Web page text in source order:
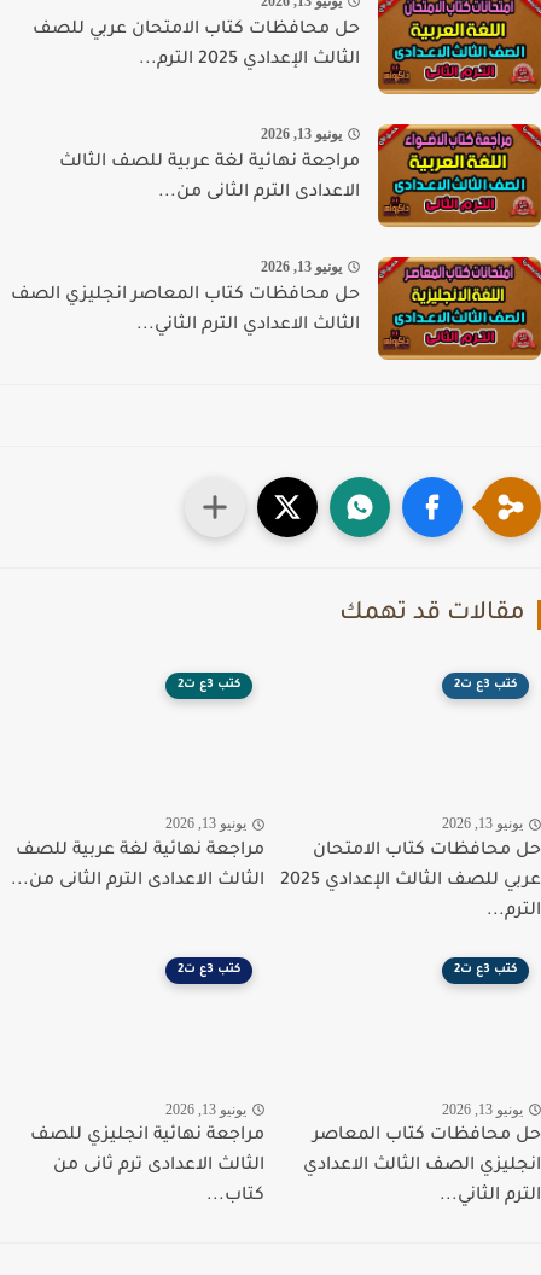
حل محافظات كتاب الامتحان عربي للصف
الثالث الإعدادي 2025 الترم...
يونيو 13, 2026
مراجعة نهائية لغة عربية للصف الثالث
الاعدادى الترم الثانى من...
يونيو 13, 2026
حل محافظات كتاب المعاصر انجليزي الصف
الثالث الاعدادي الترم الثاني...
قد تهمك
كتب 3ع ت2
13, 2026
محافظات كتاب الامتحان
عربي للصف الثالث الإعدادي 2025
كتب 3ع ت2
يونيو 13, 2026
مراجعة نهائية لغة عربية للصف
الثالث الاعدادى الترم الثانى من...
كتب 3ع ت2
13, 2026
محافظات كتاب المعاصر
الصف الثالث الاعدادي
الثاني...
كتب 3ع ت2
يونيو 13, 2026
مراجعة نهائية انجليزي للصف
الثالث الاعدادى ترم ثانى من
كتاب...